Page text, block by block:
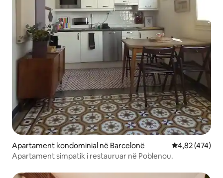
Apartament kondominial në Barcelonë Vlerësimi
4,82 (474)
Apartament simpatik i restauruar në Poblenou.